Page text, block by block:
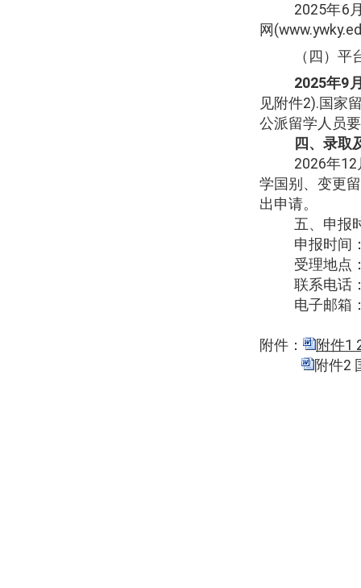
2025年6
网
（四）平
2025年9
见附件2).国家
公派留学人员
四、录取
2026年12
学国别、变更
出申请。
五、申报
申报时间
受理地点
联系电话
电子邮箱
附件：
附件1
附件2